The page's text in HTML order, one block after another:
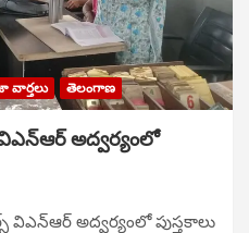
వార్తలు తెలంగాణ
విఎన్ఆర్ అద్వర్యంలో
అద్వర్యంలో పుస్తకాలు